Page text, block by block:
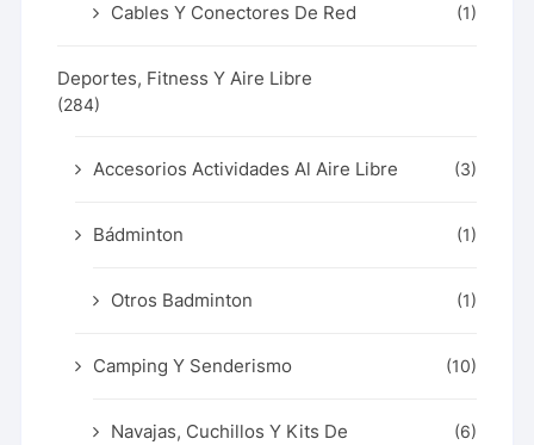
Cables Y Conectores De Red (1)
Deportes, Fitness Y Aire Libre
(284)
Accesorios Actividades Al Aire Libre (3)
Bádminton (1)
Otros Badminton (1)
Camping Y Senderismo (10)
Navajas, Cuchillos Y Kits De
(6)